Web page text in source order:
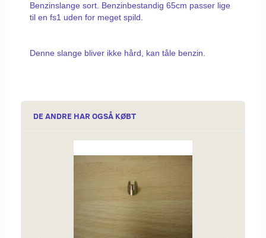
Benzinslange sort. Benzinbestandig 65cm passer lige
til en fs1 uden for meget spild.
Denne slange bliver ikke hård, kan tåle benzin.
DE ANDRE HAR OGSÅ KØBT